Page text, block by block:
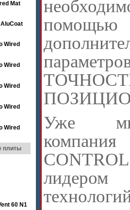
Mat
AluCoat
Wired
Wired
Wired
Wired
Wired
плиты
60 N1
помощью
Уже